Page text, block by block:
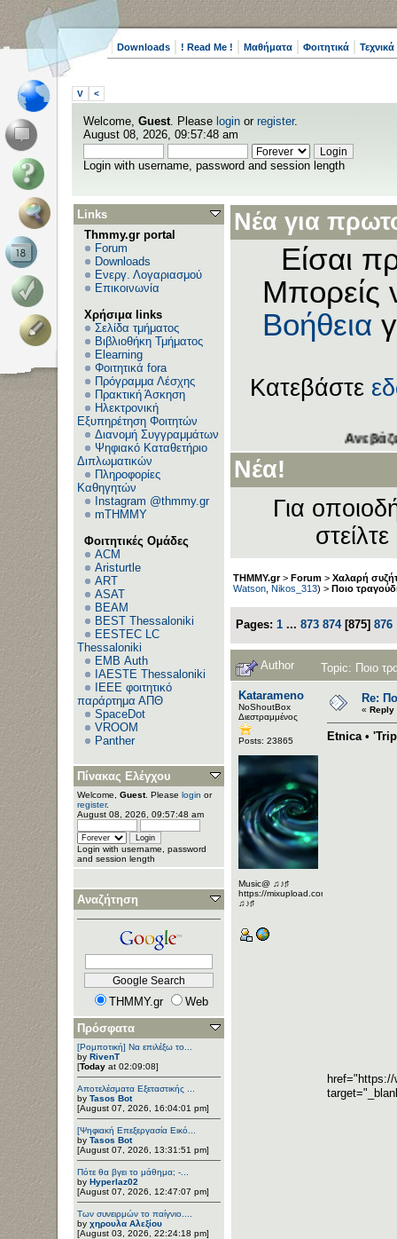
Downloads ! Read Me ! Μαθήματα Φοιτητικά
V <
Welcome, Guest. Please login or register.
August 08, 2026, 09:57:48 am
Login with username, password and session length
Links
Thmmy.gr portal
Forum
Downloads
Ενεργ. Λογαριασμού
Επικοινωνία
Χρήσιμα links
Σελίδα τμήματος
Βιβλιοθήκη Τμήματος
Elearning
Φοιτητικά fora
Πρόγραμμα Λέσχης
Πρακτική Άσκηση
Ηλεκτρονική
Εξυπηρέτηση Φοιτητών
Διανομή Συγγραμμάτων
Ψηφιακό Καταθετήριο
Διπλωματικών
Πληροφορίες
Καθηγητών
Instagram @thmmy.gr
mTHMMY
Φοιτητικές Ομάδες
ACM
Aristurtle
ART
ASAT
BEAM
BEST Thessaloniki
EESTEC LC
Thessaloniki
EΜΒ Auth
IAESTE Thessaloniki
IEEE φοιτητικό
παράρτημα ΑΠΘ
SpaceDot
VROOM
Panther
Πίνακας Ελέγχου
Welcome, Guest. Please login or
register.
August 08, 2026, 09:57:48 am
Login with username, password
and session length
Αναζήτηση
THMMY.gr
Web
Πρόσφατα
[Ρομποτική] Να επιλέξω το...
by RivenT
[Today at 02:09:08]
Αποτελέσματα Εξεταστικής ...
by Tasos Bot
[August 07, 2026, 16:04:01 pm]
[Ψηφιακή Επεξεργασία Εικό...
by Tasos Bot
[August 07, 2026, 13:31:51 pm]
Πότε θα βγει το μάθημα; -...
by Hyperlaz02
[August 07, 2026, 12:47:07 pm]
Των συνειρμών το παίγνιο....
by χηρουλα Αλεξίου
[August 03, 2026, 22:24:18 pm]
Νέα για
Είσαι
Μπορείς
Βοήθεια
Κατεβάστε
Ανεβάζετε τα
Νέα!
Για
THMMY.gr> Forum > Χαλαρή
Watson, Nikos_313) > Ποιο
Pages: 1 ... 873 874[875] 876
Author Topic: Ποιο
Katarameno
NoShoutBox
Διεστραμμένος
Posts: 23865
Music@ ♫♪♯
https://mixupload.com/u/Katarameno/
♫♪♯
Re:
« Reply
Etnica •